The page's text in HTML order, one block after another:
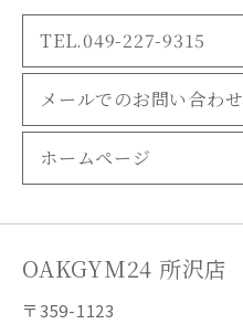
TEL.049-227-9315
メールでのお問い合わせ
ホームページ
OAKGYM24 所沢店
〒359-1123